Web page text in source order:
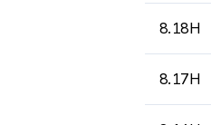
8.18H
8.17H